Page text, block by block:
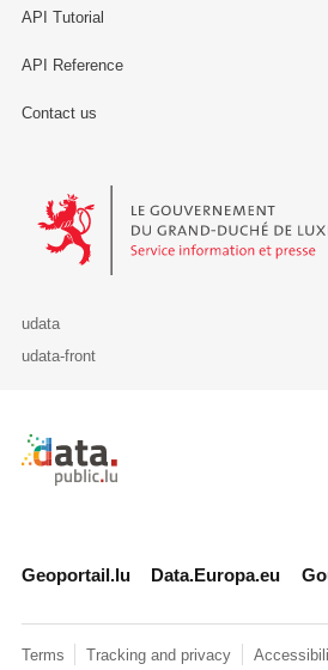
API Tutorial
API Reference
Contact us
Le Gouvernement du Grand-Duché de
udata
udata-front
Retour à l'accueil de
Geoportail.lu Data.Europa.eu
Terms Tracking and privacy